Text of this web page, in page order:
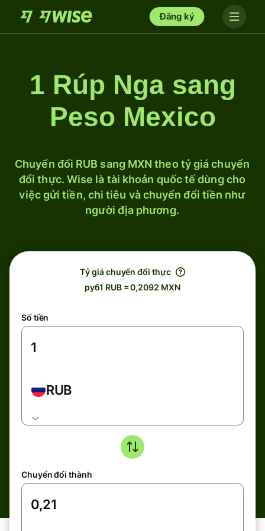
Đăng ký
1 Rúp Nga sang
Peso Mexico
Chuyển đổi RUB sang MXN theo tỷ giá chuyển
đổi thực. Wise là tài khoản quốc tế dùng cho
việc gửi tiền, chi tiêu và chuyển đổi tiền như
người địa phương.
Tỷ giá chuyển đổi thực
руб1 RUB = 0,2092 MXN
Số tiền
RUB
Chuyển đổi thành